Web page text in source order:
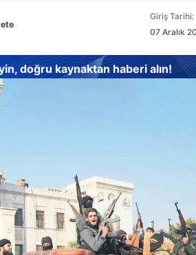
Giriş Tarihi:
07 Aralık
doğru kaynaktan haberi alın!